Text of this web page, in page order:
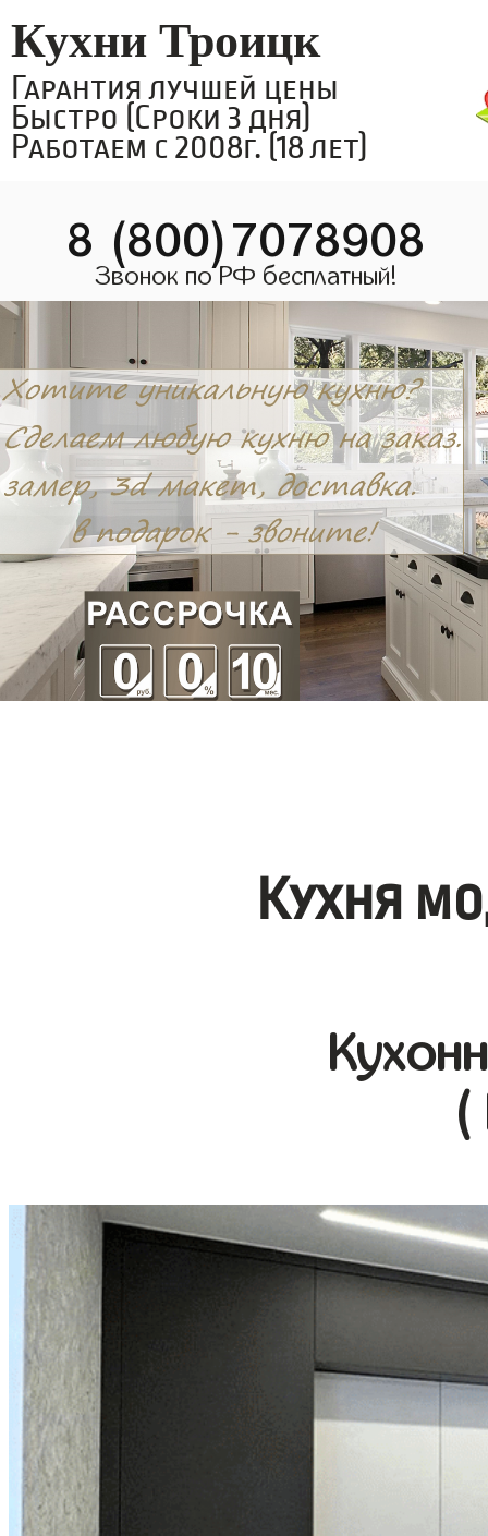
Кухни Троицк
Гарантия лучшей цены
Быстро (Сроки 3 дня)
Работаем с 2008г. (18 лет)
8 (800)7078908
Звонок по РФ бесплатный!
Кухня
(